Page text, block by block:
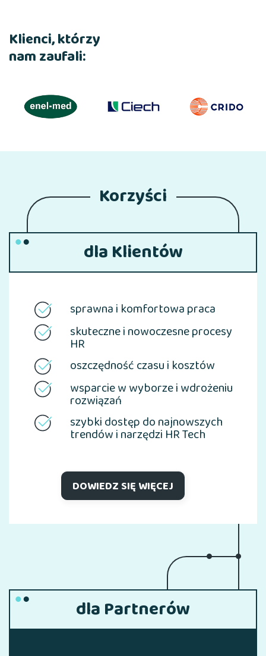
Klienci, którzy
nam zaufali:
Korzyści
dla Klientów
sprawna i komfortowa praca
skuteczne i nowoczesne procesy
HR
oszczędność czasu i kosztów
wsparcie w wyborze i wdrożeniu
rozwiązań
szybki dostęp do najnowszych
trendów i narzędzi HR Tech
DOWIEDZ SIĘ WIĘCEJ
dla Partnerów